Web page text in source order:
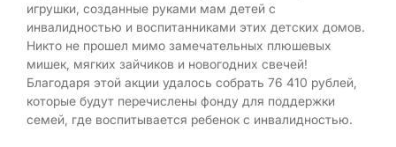
игрушки, созданные руками мам детей с
инвалидностью и воспитанниками этих детских домов.
Никто не прошел мимо замечательных плюшевых
мишек, мягких зайчиков и новогодних свечей!
Благодаря этой акции удалось собрать 76 410 рублей,
которые будут перечислены фонду для поддержки
семей, где воспитывается ребенок с инвалидностью.